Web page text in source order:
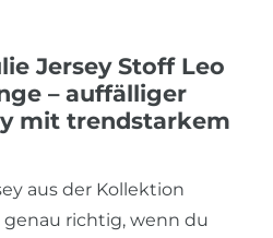
Jersey Stoff Leo
– auffälliger
mit trendstarkem
aus der Kollektion
genau richtig, wenn du